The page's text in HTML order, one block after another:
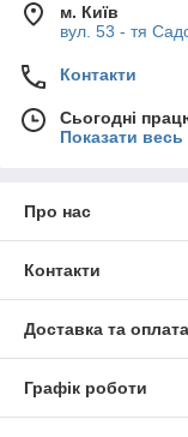
м. Київ
вул. 53 - тя
Контакти
Сьогодні
Показати
Про нас
Контакти
Доставка та оплата
Графік роботи